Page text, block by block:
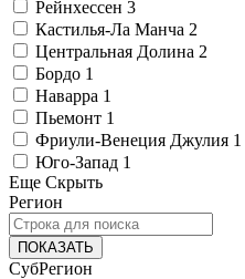
Рейнхессен 3
Кастилья-Ла Манча 2
Центральная Долина 2
Бордо 1
Наварра 1
Пьемонт 1
Фриули-Венеция Джулия 1
Юго-Запад 1
Еще Скрыть
Регион
ПОКАЗАТЬ
СубРегион